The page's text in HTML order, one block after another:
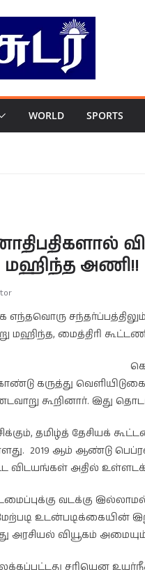
WORLD SPORTS
மஹிந்த அணி!!
சந்தர்ப்பத்திலும்
மஹிந்த, மைத்திரி
கருத்து
கூறினார். இது
தமிழ்த் தேசியக்
2019 ஆம் ஆண்டு
விடயங்கள் அதில்
வடக்கு
உடன்படிக்கையின்
அரசியல் வியூகம்
சரியென